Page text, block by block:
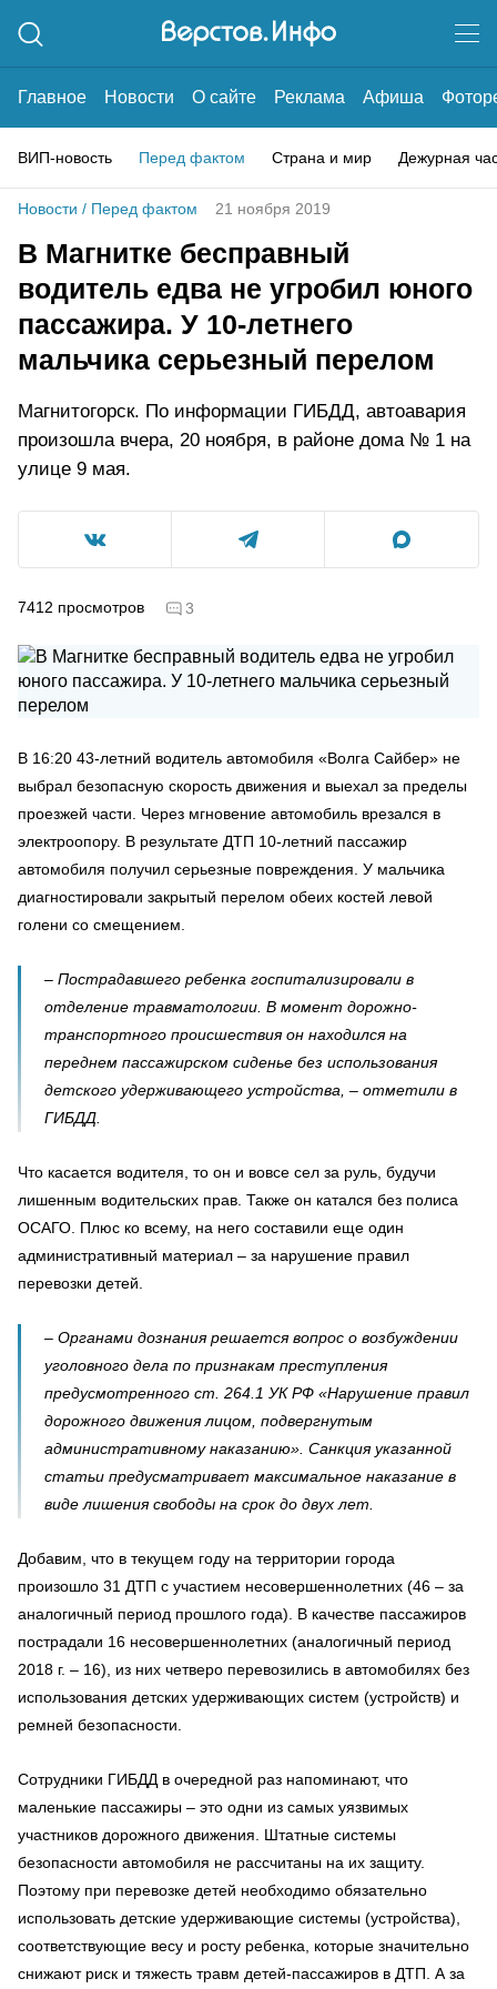
Главное Новости О сайте Реклама Афиша
ВИП-новость Перед фактом Страна и мир Дежурная
Новости / Перед фактом 21 ноября 2019
В Магнитке бесправный
водитель едва не угробил юного
пассажира. У 10-летнего
мальчика серьезный перелом
Магнитогорск. По информации ГИБДД, автоавария
произошла вчера, 20 ноября, в районе дома № 1 на
улице 9 мая.
7412 просмотров 3
В 16:20 43-летний водитель автомобиля «Волга Сайбер» не
выбрал безопасную скорость движения и выехал за пределы
проезжей части. Через мгновение автомобиль врезался в
электроопору. В результате ДТП 10-летний пассажир
автомобиля получил серьезные повреждения. У мальчика
диагностировали закрытый перелом обеих костей левой
голени со смещением.
– Пострадавшего ребенка госпитализировали в
отделение травматологии. В момент дорожно-
транспортного происшествия он находился на
переднем пассажирском сиденье без использования
детского удерживающего устройства, – отметили в
ГИБДД.
Что касается водителя, то он и вовсе сел за руль, будучи
лишенным водительских прав. Также он катался без полиса
ОСАГО. Плюс ко всему, на него составили еще один
административный материал – за нарушение правил
перевозки детей.
– Органами дознания решается вопрос о возбуждении
уголовного дела по признакам преступления
предусмотренного ст. 264.1 УК РФ «Нарушение правил
дорожного движения лицом, подвергнутым
административному наказанию». Санкция указанной
статьи предусматривает максимальное наказание в
виде лишения свободы на срок до двух лет.
Добавим, что в текущем году на территории города
произошло 31 ДТП с участием несовершеннолетних (46 – за
аналогичный период прошлого года). В качестве пассажиров
пострадали 16 несовершеннолетних (аналогичный период
2018 г. – 16), из них четверо перевозились в автомобилях без
использования детских удерживающих систем (устройств) и
ремней безопасности.
Сотрудники ГИБДД в очередной раз напоминают, что
маленькие пассажиры – это одни из самых уязвимых
участников дорожного движения. Штатные системы
безопасности автомобиля не рассчитаны на их защиту.
Поэтому при перевозке детей необходимо обязательно
использовать детские удерживающие системы (устройства),
соответствующие весу и росту ребенка, которые значительно
снижают риск и тяжесть травм детей-пассажиров в ДТП. А за